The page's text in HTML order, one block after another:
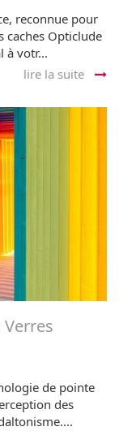
reconnue pour
caches Opticlude
à votr...
lire la suite
Verres
de pointe
des